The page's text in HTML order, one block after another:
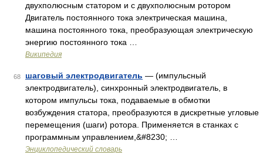
двухполюсным статором и с двухполюсным ротором
Двигатель постоянного тока электрическая машина,
машина постоянного тока, преобразующая электрическую
энергию постоянного тока …
Википедия
68 шаговый электродвигатель — (импульсный
электродвигатель), синхронный электродвигатель, в
котором импульсы тока, подаваемые в обмотки
возбуждения статора, преобразуются в дискретные угловые
перемещения (шаги) ротора. Применяется в станках с
программным управлением,&#8230; …
Энциклопедический словарь